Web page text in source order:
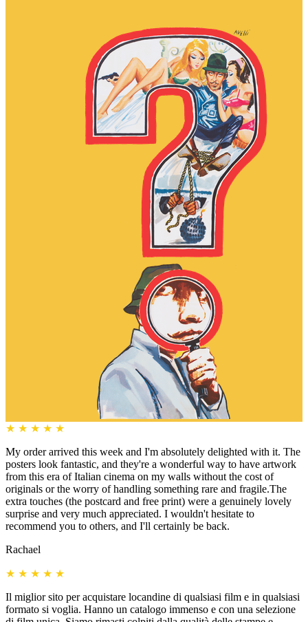
★ ★ ★ ★ ★
My order arrived this week and I'm absolutely delighted with it. The
posters look fantastic, and they're a wonderful way to have artwork
from this era of Italian cinema on my walls without the cost of
originals or the worry of handling something rare and fragile.The
extra touches (the postcard and free print) were a genuinely lovely
surprise and very much appreciated. I wouldn't hesitate to
recommend you to others, and I'll certainly be back.
Rachael
★ ★ ★ ★ ★
Il miglior sito per acquistare locandine di qualsiasi film e in qualsiasi
formato si voglia. Hanno un catalogo immenso e con una selezione